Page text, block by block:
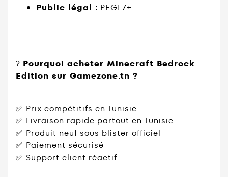
Public légal : PEGI 7+
? Pourquoi acheter Minecraft Bedrock
Edition sur Gamezone.tn ?
✅ Prix compétitifs en Tunisie
✅ Livraison rapide partout en Tunisie
✅ Produit neuf sous blister officiel
✅ Paiement sécurisé
✅ Support client réactif